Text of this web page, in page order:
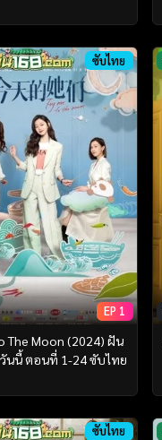
ซับไทย
EP 1
The Moon (2024) ฝัน
วันนี้ ตอนที่ 1-24 ซับไทย
ซับไทย